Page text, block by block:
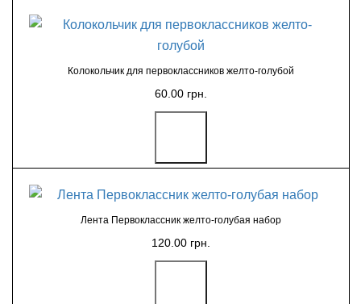
Колокольчик для первоклассников желто-голубой
60.00 грн.
Лента Первоклассник желто-голубая набор
120.00 грн.